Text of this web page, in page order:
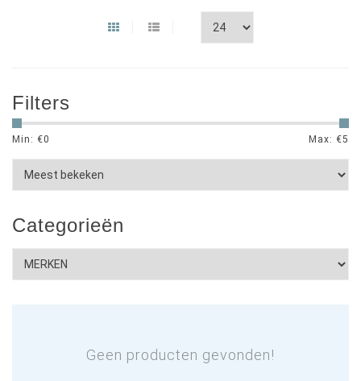
Filters
Min: €0 Max: €5
Categorieën
Geen producten gevonden!